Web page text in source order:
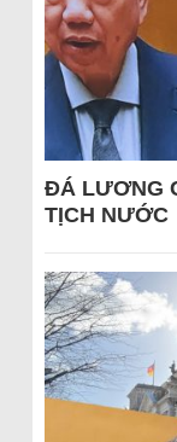
ĐÁ LƯƠNG
TỊCH NƯỚC